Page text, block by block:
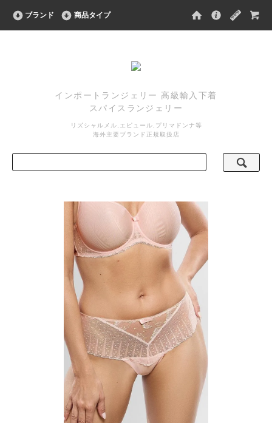
ブランド 商品タイプ
インポートランジェリー 高級輸入下着
スパイスランジェリー
リズシャルメル,エピュール,プリマドンナ等
海外主要ブランド正規取扱店